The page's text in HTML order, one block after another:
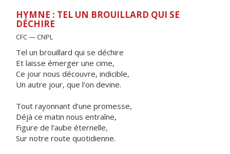
HYMNE : TEL UN BROUILLARD QUI SE
DÉCHIRE
CFC — CNPL
Tel un brouillard qui se déchire
Et laisse émerger une cime,
Ce jour nous découvre, indicible,
Un autre jour, que l’on devine.
Tout rayonnant d’une promesse,
Déjà ce matin nous entraîne,
Figure de l’aube éternelle,
Sur notre route quotidienne.